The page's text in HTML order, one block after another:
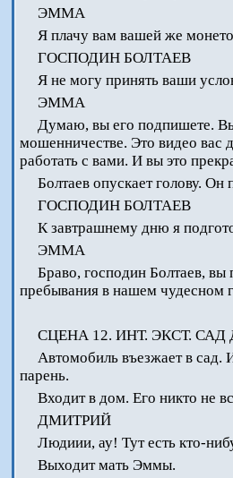
ЭММА
Я плачу вам вашей же
ГОСПОДИН БОЛТАЕВ
Я не могу принять ваши
ЭММА
Думаю, вы его подпишете.
мошенничестве. Это видео вас
работать с вами. И вы это
Болтаев опускает голову. Он
ГОСПОДИН БОЛТАЕВ
К завтрашнему дню я
ЭММА
Браво, господин Болтаев,
пребывания в нашем чудесном
СЦЕНА 12. ИНТ. ЭКСТ.
Автомобиль въезжает в сад.
парень.
Входит в дом. Его никто не
ДМИТРИЙ
Людиии, ау! Тут есть кто-
Выходит мать Эммы.